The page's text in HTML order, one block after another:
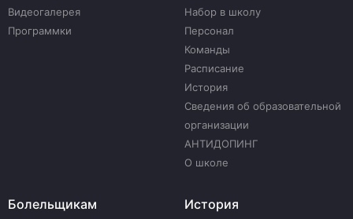
Видеогалерея
Программки
Набор в школу
Персонал
Команды
Расписание
История
Сведения об образовательной
организации
АНТИДОПИНГ
О школе
Болельщикам История